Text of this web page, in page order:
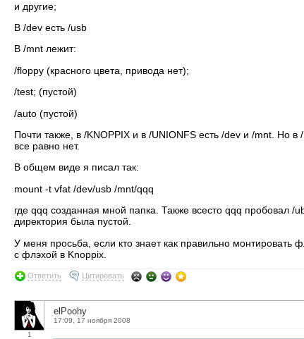
и другие;
В /dev есть /usb
В /mnt лежит:
/floppy (красного цвета, привода нет);
/test; (пустой)
/auto (пустой)
Почти также, в /KNOPPIX и в /UNIONFS есть /dev и /mnt. Но в
все равно нет.
В общем виде я писал так:
mount -t vfat /dev/usb /mnt/qqq
где qqq созданная мной папка. Также всесто qqq пробовал
директория была пустой.
У меня просьба, если кто знает как правильно монтировать
с флэхой в Knoppix.
Ответить Цитировать
1
elPoohy
17:09, 17 ноября 2008